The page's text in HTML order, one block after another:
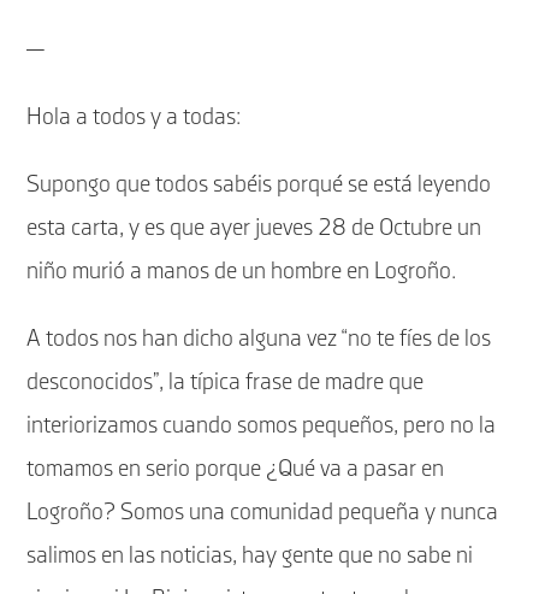
—
Hola a todos y a todas:
Supongo que todos sabéis porqué se está leyendo
esta carta, y es que ayer jueves 28 de Octubre un
niño murió a manos de un hombre en Logroño.
A todos nos han dicho alguna vez “no te fíes de los
desconocidos”, la típica frase de madre que
interiorizamos cuando somos pequeños, pero no la
tomamos en serio porque ¿Qué va a pasar en
Logroño? Somos una comunidad pequeña y nunca
salimos en las noticias, hay gente que no sabe ni